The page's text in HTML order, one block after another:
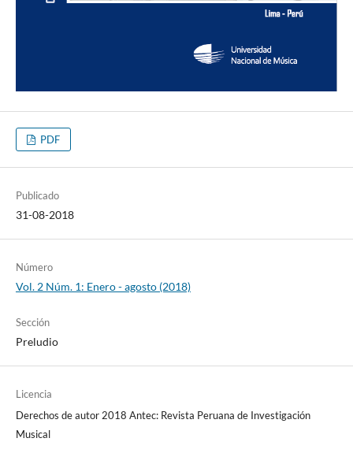
PDF
Publicado
31-08-2018
Número
Vol. 2 Núm. 1: Enero - agosto (2018)
Sección
Preludio
Licencia
Derechos de autor 2018 Antec: Revista Peruana de Investigación
Musical